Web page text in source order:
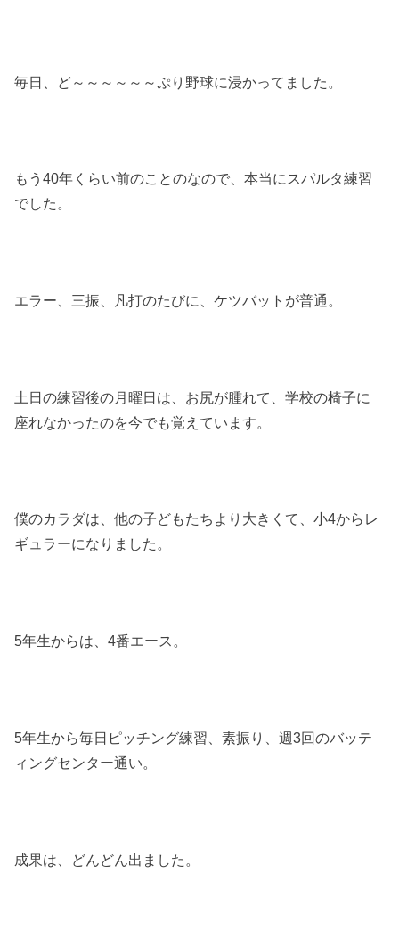
毎日、ど～～～～～～ぷり野球に浸かってました。
もう40年くらい前のことのなので、本当にスパルタ練習
でした。
エラー、三振、凡打のたびに、ケツバットが普通。
土日の練習後の月曜日は、お尻が腫れて、学校の椅子に
座れなかったのを今でも覚えています。
僕のカラダは、他の子どもたちより大きくて、小4からレ
ギュラーになりました。
5年生からは、4番エース。
5年生から毎日ピッチング練習、素振り、週3回のバッテ
ィングセンター通い。
成果は、どんどん出ました。